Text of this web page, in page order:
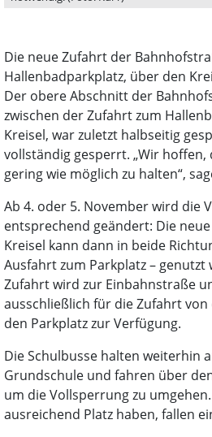
Die neue Zufahrt der
Hallenbadparkplatz, über den
Der obere Abschnitt der
zwischen der Zufahrt zum
Kreisel, war zuletzt halbseitig
vollständig gesperrt. „Wir hoffen,
gering wie möglich zu halten“,
Ab 4. oder 5. November wird die
entsprechend geändert: Die
Kreisel kann dann in beide
Ausfahrt zum Parkplatz – genutzt
Zufahrt wird zur Einbahnstraße
ausschließlich für die Zufahrt
den Parkplatz zur Verfügung.
Die Schulbusse halten weiterhin
Grundschule und fahren über
um die Vollsperrung zu
ausreichend Platz haben, fallen